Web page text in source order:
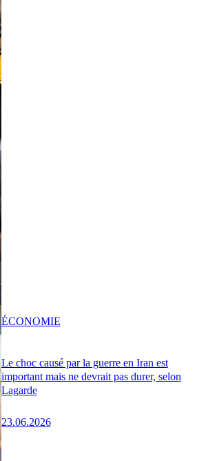
Le choc causé par la guerre en Iran est
important mais ne devrait pas durer, selon
Lagarde
23.06.2026
ÉCONOMIE